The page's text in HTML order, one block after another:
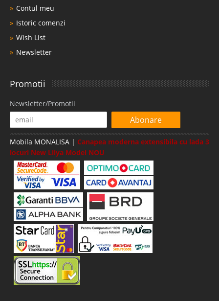
Contul meu
Istoric comenzi
Wish List
Newsletter
Promotii
Newsletter/Promotii
Abonare
Mobila MONALISA | Canapea moderna extensibila cu lada 3
locuri New Lilya Model NOU